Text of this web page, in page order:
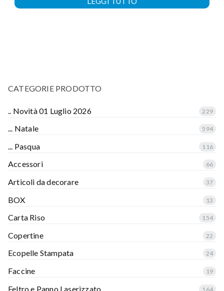
CATEGORIE PRODOTTO
.. Novità 01 Luglio 2026 229
... Natale 594
... Pasqua 116
Accessori 66
Articoli da decorare 37
BOX 13
Carta Riso 154
Copertine 22
Ecopelle Stampata 24
Faccine 19
Feltro e Panno Laserizzato 164